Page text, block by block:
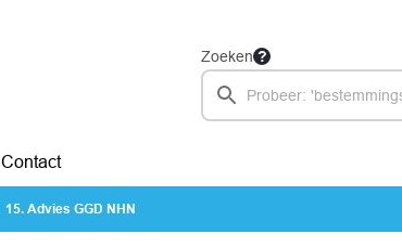
Zoeken
Contact
15. Advies GGD NHN